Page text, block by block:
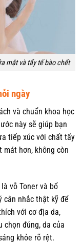
mặt và tẩy tế bào chết
ngày
và chuẩn khoa học
này sẽ giúp bạn
tiếp xúc với chất tẩy
mát hơn, không còn
vỗ Toner và bổ
cân nhắc thật kỹ để
với cơ địa da,
chọn đúng, da của
khỏe rõ rệt.